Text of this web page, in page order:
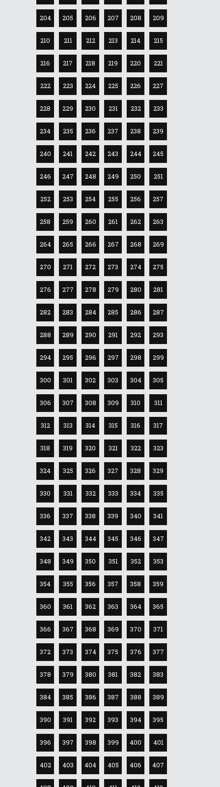
204 205 206 207 208 209
210 211 212 213 214 215
216 217 218 219 220 221
222 223 224 225 226 227
228 229 230 231 232 233
234 235 236 237 238 239
240 241 242 243 244 245
246 247 248 249 250 251
252 253 254 255 256 257
258 259 260 261 262 263
264 265 266 267 268 269
270 271 272 273 274 275
276 277 278 279 280 281
282 283 284 285 286 287
288 289 290 291 292 293
294 295 296 297 298 299
300 301 302 303 304 305
306 307 308 309 310 311
312 313 314 315 316 317
318 319 320 321 322 323
324 325 326 327 328 329
330 331 332 333 334 335
336 337 338 339 340 341
342 343 344 345 346 347
348 349 350 351 352 353
354 355 356 357 358 359
360 361 362 363 364 365
366 367 368 369 370 371
372 373 374 375 376 377
378 379 380 381 382 383
384 385 386 387 388 389
390 391 392 393 394 395
396 397 398 399 400 401
402 403 404 405 406 407